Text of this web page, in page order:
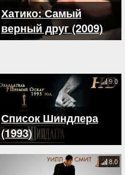
Хатико: Самый
верный друг (2009)
Список Шиндлера
(1993)
9.0
8.0